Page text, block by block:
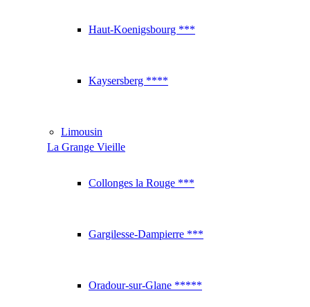
Haut-Koenigsbourg ***
Kaysersberg ****
Limousin
Collonges la Rouge ***
Gargilesse-Dampierre ***
Oradour-sur-Glane *****
La Grange Vieille